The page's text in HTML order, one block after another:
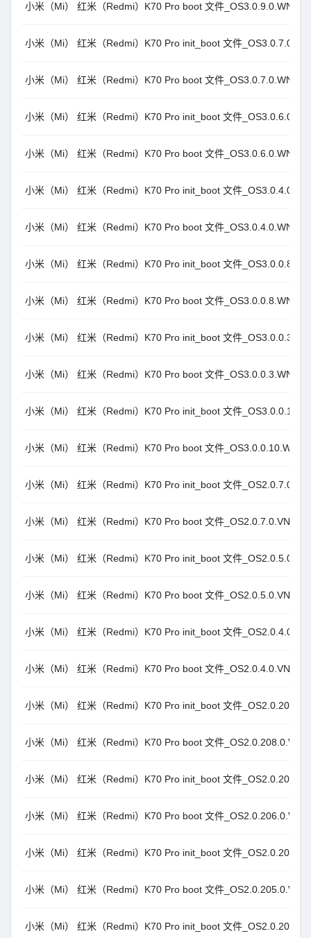
小米（Mi） 红米（Redmi）K70 Pro boot 文件
小米（Mi） 红米（Redmi）K70 Pro init_boot 文件
小米（Mi） 红米（Redmi）K70 Pro boot 文件
小米（Mi） 红米（Redmi）K70 Pro init_boot 文件
小米（Mi） 红米（Redmi）K70 Pro boot 文件
小米（Mi） 红米（Redmi）K70 Pro init_boot 文件
小米（Mi） 红米（Redmi）K70 Pro boot 文件
小米（Mi） 红米（Redmi）K70 Pro init_boot 文件
小米（Mi） 红米（Redmi）K70 Pro boot 文件
小米（Mi） 红米（Redmi）K70 Pro init_boot 文件
小米（Mi） 红米（Redmi）K70 Pro boot 文件
小米（Mi） 红米（Redmi）K70 Pro init_boot 文件
小米（Mi） 红米（Redmi）K70 Pro boot 文件
小米（Mi） 红米（Redmi）K70 Pro init_boot 文件
小米（Mi） 红米（Redmi）K70 Pro boot 文件
小米（Mi） 红米（Redmi）K70 Pro init_boot 文件
小米（Mi） 红米（Redmi）K70 Pro boot 文件
小米（Mi） 红米（Redmi）K70 Pro init_boot 文件
小米（Mi） 红米（Redmi）K70 Pro boot 文件
小米（Mi） 红米（Redmi）K70 Pro init_boot 文件
小米（Mi） 红米（Redmi）K70 Pro boot 文件
小米（Mi） 红米（Redmi）K70 Pro init_boot 文件
小米（Mi） 红米（Redmi）K70 Pro boot 文件
小米（Mi） 红米（Redmi）K70 Pro init_boot 文件
小米（Mi） 红米（Redmi）K70 Pro boot 文件
小米（Mi） 红米（Redmi）K70 Pro init_boot 文件